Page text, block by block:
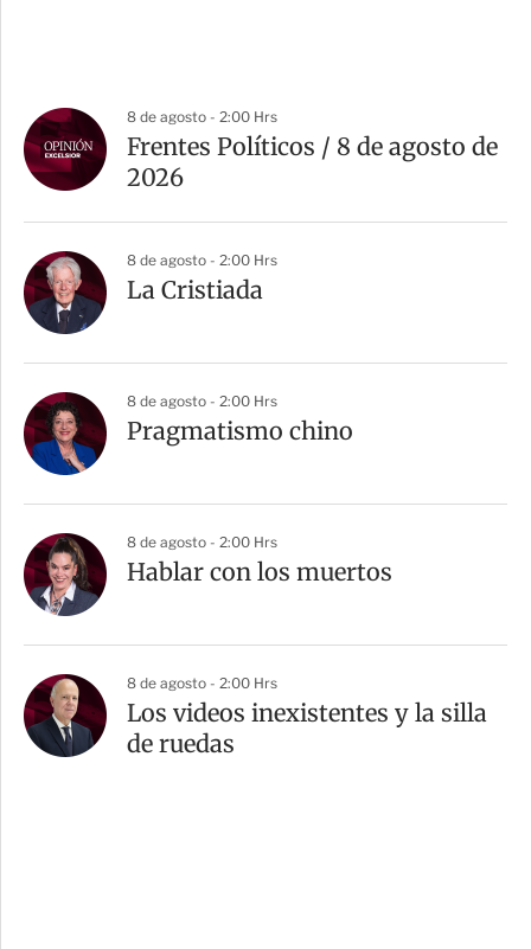
8 de agosto - 2:00 Hrs
Frentes Políticos / 8 de agosto de
2026
8 de agosto - 2:00 Hrs
La Cristiada
8 de agosto - 2:00 Hrs
Pragmatismo chino
8 de agosto - 2:00 Hrs
Hablar con los muertos
8 de agosto - 2:00 Hrs
Los videos inexistentes y la silla
de ruedas